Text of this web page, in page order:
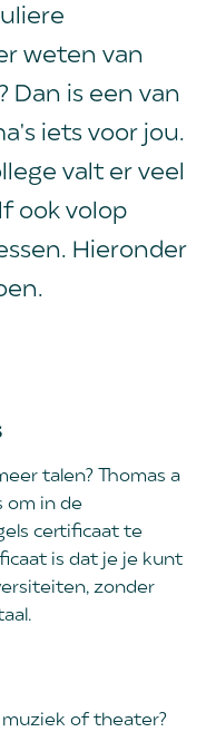
weten van
Dan is een van
iets voor jou.
valt er veel
ook volop
Hieronder
talen? Thomas a
om in de
certificaat te
is dat je je kunt
zonder
of theater?